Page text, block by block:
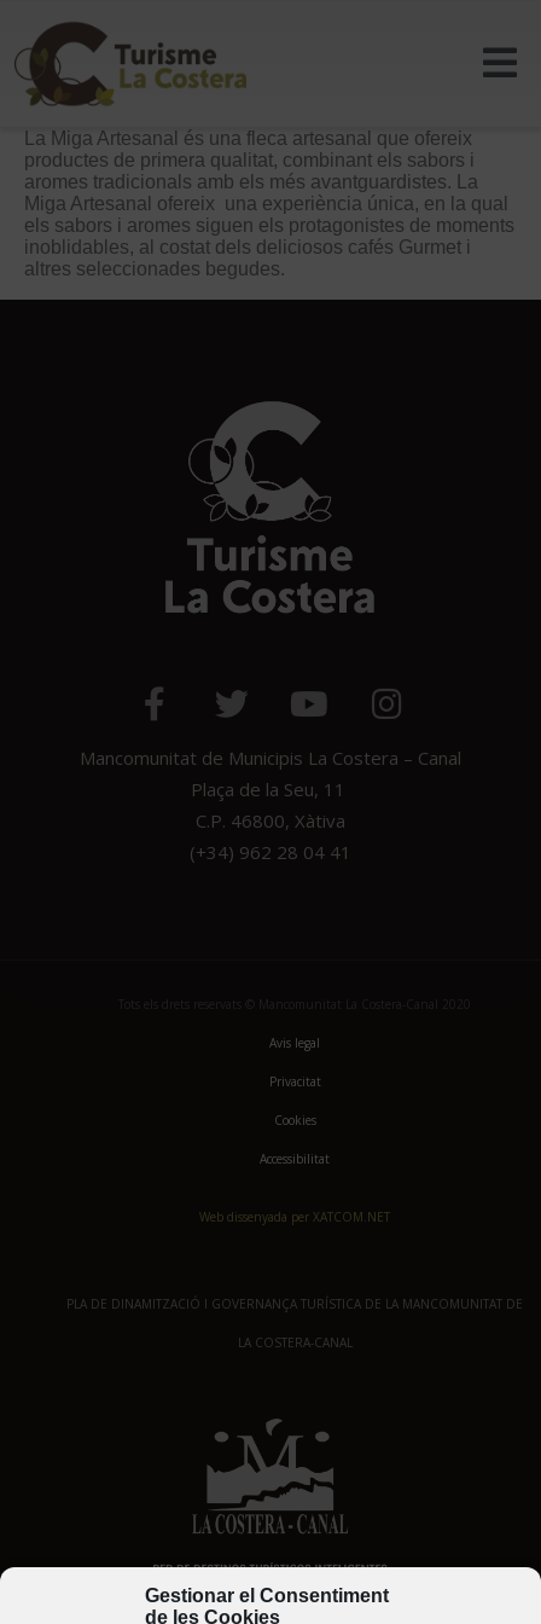
Gestionar el Consentiment
de les Cookies
La Miga Artesanal és una fleca artesanal que ofereix
productes de primera qualitat, combinant els sabors i
aromes tradicionals amb els més avantguardistes. La
Miga Artesanal ofereix una experiència única, en la qual
els sabors i aromes siguen els protagonistes de moments
inoblidables, al costat dels deliciosos cafés Gurmet i
altres seleccionades begudes.
Mancomunitat de Municipis La Costera – Canal
Plaça de la Seu, 11
C.P. 46800, Xàtiva
(+34) 962 28 04 41
Avis legal
Privacitat
Cookies
Accessibilitat
Web dissenyada per XATCOM.NET
PLA DE DINAMITZACIÓ I GOVERNANÇA TURÍSTICA DE LA MANCOMUNITAT DE
LA COSTERA-CANAL